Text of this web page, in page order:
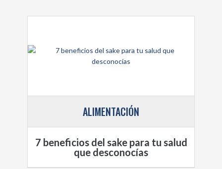
ALIMENTACIÓN
7 beneficios del sake para tu salud
que desconocías